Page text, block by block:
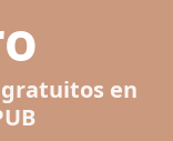
en